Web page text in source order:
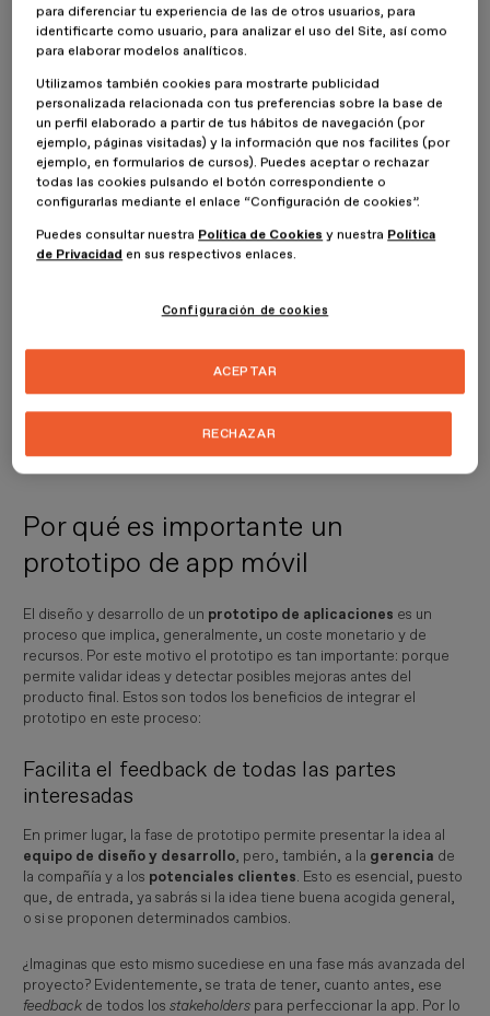
móvil
Podemos decir, en esencia, que el prototipo de una app móvil sería
undiseño simplificadode la misma. No obstante, este diseño
básico puede ser desde un boceto (baja fidelidad) y unwireframe
a una representación digital o interactiva (alta fidelidad). Hoy en
día, tanto empresas como diseñadores, tienden a realizar un
prototipo de alta fidelidad mediante herramientas específicas
que mejoran el resultado final del proyecto.
¿Cuál es el objetivo? Contar con unaidea
prototipo de app gratis. Para ello, es fundamental tener una idea
necesario un background previo.
Pero, ¿por qué el prototipo tiene tanta importancia en el proceso
razones de peso por las que se ha generalizado su adaptación, en
uno u otro formato.
Por qué es importante un
prototipo de app móvil
El diseño y desarrollo de un prototipo de aplicaciones es un
proceso que implica, generalmente, un coste monetario y de
recursos. Por este motivo el prototipo es tan importante: porque
permite validar ideas y detectar posibles mejoras antes del
producto final. Estos son todos los beneficios de integrar el
prototipo en este proceso:
Facilita el feedback de todas las partes
interesadas
En primer lugar, la fase de prototipo permite presentar la idea al
equipo de diseño y desarrollo, pero, también, a la gerencia de
la compañía y a los potenciales clientes. Esto es esencial, puesto
que, de entrada, ya sabrás si la idea tiene buena acogida general,
o si se proponen determinados cambios.
¿Imaginas que esto mismo sucediese en una fase más avanzada del
proyecto? Evidentemente, se trata de tener, cuanto antes, ese
feedback de todos losstakeholders para perfeccionar la app. Por lo
para diferenciar tu experiencia de las de otros usuarios, para
identificarte como usuario, para analizar el uso del Site, así como
para elaborar modelos analíticos.
Utilizamos también cookies para mostrarte publicidad
personalizada relacionada con tus preferencias sobre la base de
un perfil elaborado a partir de tus hábitos de navegación (por
ejemplo, páginas visitadas) y la información que nos facilites (por
ejemplo, en formularios de cursos). Puedes aceptar o rechazar
todas las cookies pulsando el botón correspondiente o
configurarlas mediante el enlace “Configuración de cookies”.
Puedes consultar nuestra Política de Cookies y nuestra Política
de Privacidad en sus respectivos enlaces.
Configuración de cookies
RECHAZAR
ACEPTAR